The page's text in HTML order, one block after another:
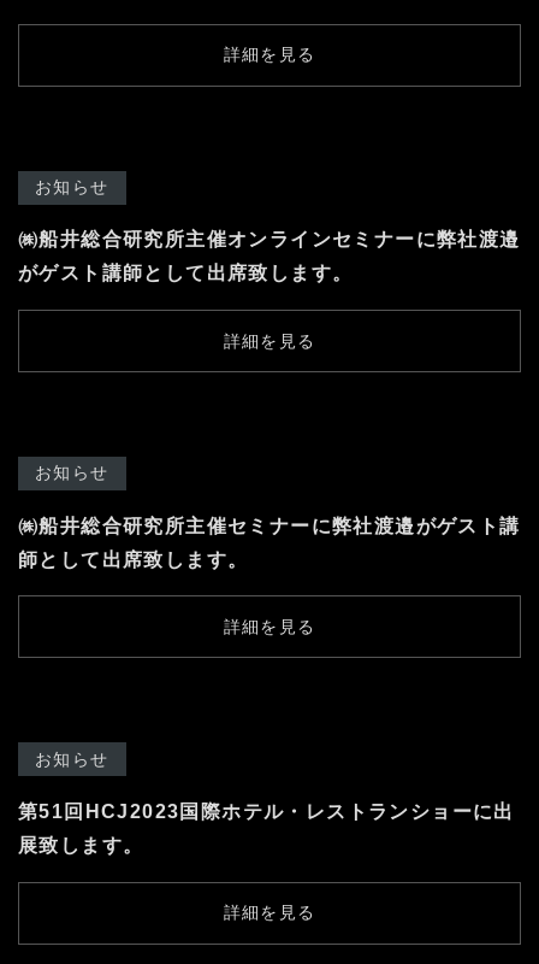
詳細を見る
お知らせ
㈱船井総合研究所主催オンラインセミナーに弊社渡邉
がゲスト講師として出席致します。
詳細を見る
お知らせ
㈱船井総合研究所主催セミナーに弊社渡邉がゲスト講
師として出席致します。
詳細を見る
お知らせ
第51回HCJ2023国際ホテル・レストランショーに出
展致します。
詳細を見る